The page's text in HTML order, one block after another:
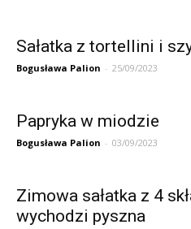
Sałatka z tortellini i
Bogusława Palion - 25/09/2023
Papryka w miodzie
Bogusława Palion - 03/09/2023
Zimowa sałatka z 4
wychodzi pyszna